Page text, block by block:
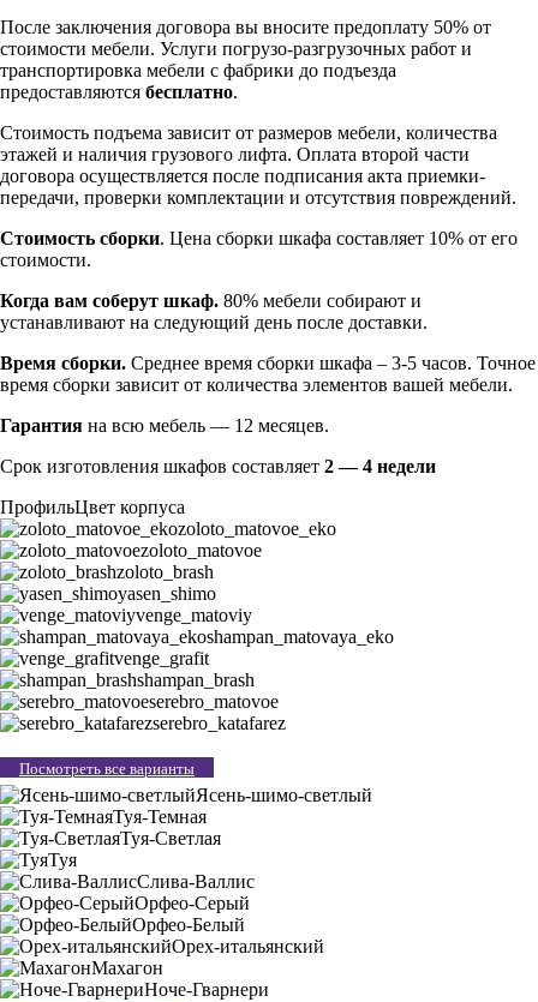
После заключения договора вы вносите предоплату 50% от
стоимости мебели. Услуги погрузо-разгрузочных работ и
транспортировка мебели с фабрики до подъезда
предоставляются бесплатно.
Стоимость подъема зависит от размеров мебели, количества
этажей и наличия грузового лифта. Оплата второй части
договора осуществляется после подписания акта приемки-
передачи, проверки комплектации и отсутствия повреждений.
Стоимость сборки. Цена сборки шкафа составляет 10% от его
стоимости.
Когда вам соберут шкаф. 80% мебели собирают и
устанавливают на следующий день после доставки.
Время сборки. Среднее время сборки шкафа – 3-5 часов. Точное
время сборки зависит от количества элементов вашей мебели.
Гарантия на всю мебель — 12 месяцев.
Срок изготовления шкафов составляет 2 — 4 недели
ПрофильЦвет корпуса
zoloto_matovoe_eko
zoloto_matovoe
zoloto_brash
yasen_shimo
venge_matoviy
shampan_matovaya_eko
venge_grafit
shampan_brash
serebro_matovoe
serebro_katafarez
Посмотреть все варианты
Ясень-шимо-светлый
Туя-Темная
Туя-Светлая
Туя
Слива-Валлис
Орфео-Серый
Орфео-Белый
Орех-итальянский
Махагон
Ноче-Гварнери